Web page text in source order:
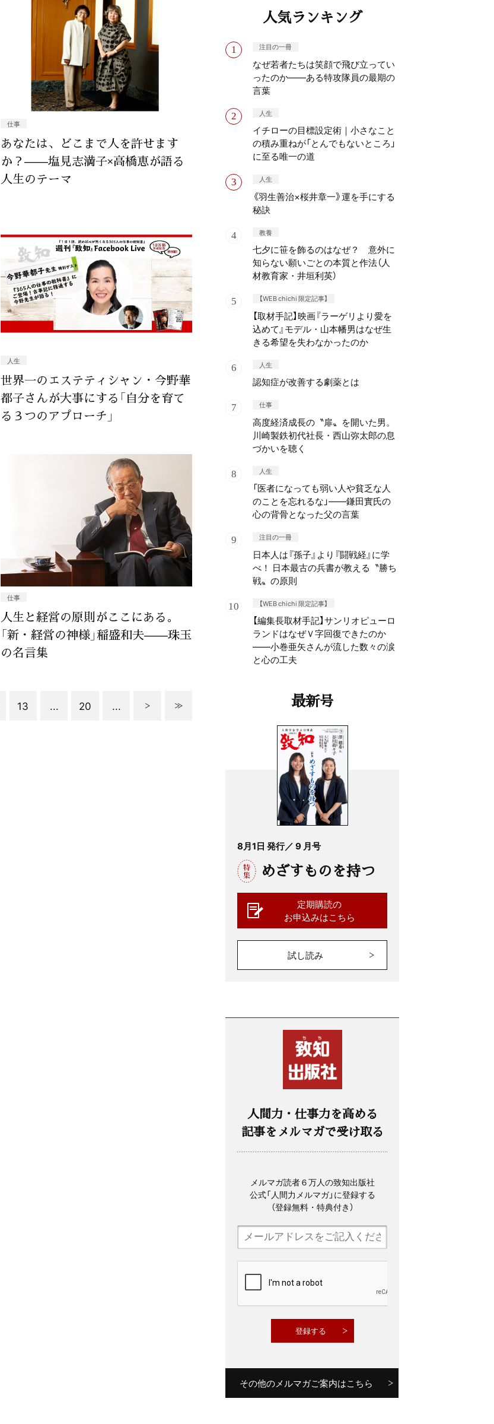
仕事
あなたは、どこまで人を許せます
か？——塩見志満子×高橋恵が語る
人生のテーマ
人生
世界一のエステティシャン・今野華
都子さんが大事にする「自分を育て
る３つのアプローチ」
仕事
人生と経営の原則がここにある。
「新・経営の神様」稲盛和夫——珠玉
の名言集
13 ... 20 ...
人気ランキング
注目の一冊
なぜ若者たちは笑顔で飛び立ってい
ったのか——ある特攻隊員の最期の
言葉
人生
イチローの目標設定術｜小さなこと
の積み重ねが「とんでもないところ」
に至る唯一の道
人生
《羽生善治×桜井章一》運を手にする
秘訣
教養
七夕に笹を飾るのはなぜ？ 意外に
知らない願いごとの本質と作法（人
材教育家・井垣利英）
【WEB chichi 限定記事】
【取材手記】映画『ラーゲリより愛を
込めて』モデル・山本幡男はなぜ生
きる希望を失わなかったのか
人生
認知症が改善する劇薬とは
仕事
高度経済成長の〝扉〟を開いた男。
川崎製鉄初代社長・西山弥太郎の息
づかいを聴く
人生
「医者になっても弱い人や貧乏な人
のことを忘れるな」——鎌田實氏の
心の背骨となった父の言葉
注目の一冊
日本人は『孫子』より『闘戦経』に学
べ！ 日本最古の兵書が教える〝勝ち
戦〟の原則
【WEB chichi 限定記事】
【編集長取材手記】サンリオピューロ
ランドはなぜＶ字回復できたのか
——小巻亜矢さんが流した数々の涙
と心の工夫
最新号
8月1日 発行／ 9 月号
めざすものを持つ
定期購読の
お申込みはこちら
試し読み
人間力・仕事力を高める
記事をメルマガで受け取る
メルマガ読者６万人の致知出版社
公式「人間力メルマガ」に登録する
（登録無料・特典付き）
その他のメルマガご案内はこちら